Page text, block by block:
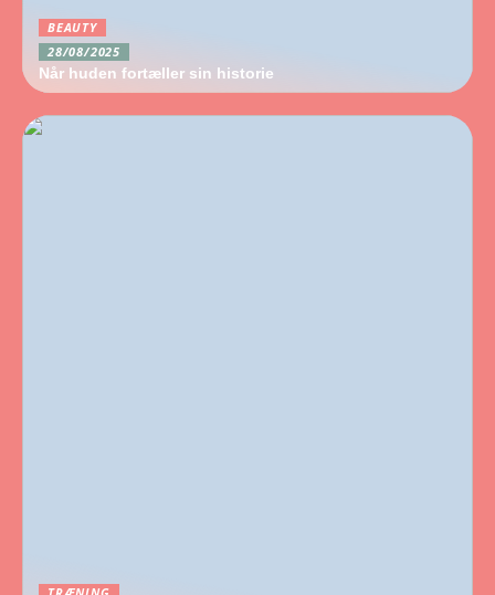
BEAUTY
28/08/2025
Når huden fortæller sin historie